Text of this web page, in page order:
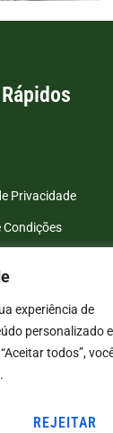
experiência de
personalizado e
todos”,
REJEITAR
Privacidade
Condições